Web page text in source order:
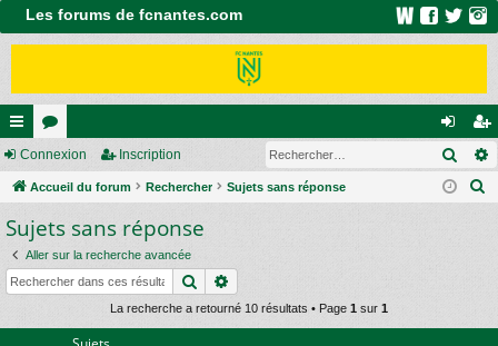
Les forums de fcnantes.com
ac
co
ur
ci
s
or
u
m
s
on
ne
ns
cri
Connexion Inscription
Accueil du forum Rechercher Sujets sans réponse
c
Sujets sans réponse
Aller sur la recherche avancée
Rechercher
La recherche a retourné 10 résultats • Page 1 sur 1